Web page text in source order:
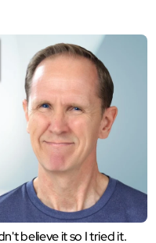
believe it so I tried it.